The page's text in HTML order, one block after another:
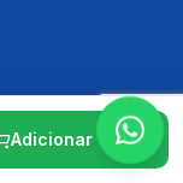
Adicionar